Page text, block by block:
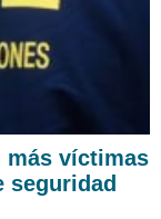
más víctimas
seguridad